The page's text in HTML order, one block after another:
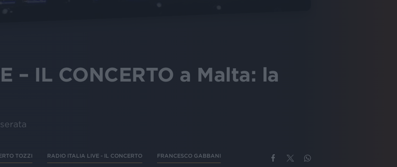
– IL CONCERTO a Malta: la
TOZZI RADIO ITALIA LIVE - IL CONCERTO FRANCESCO GABBANI